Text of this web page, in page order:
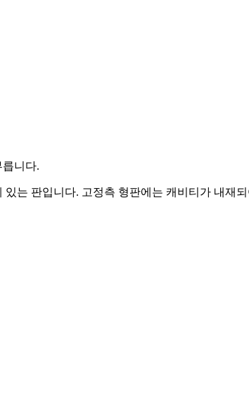
니다.
는 판입니다. 고정측 형판에는 캐비티가 내재